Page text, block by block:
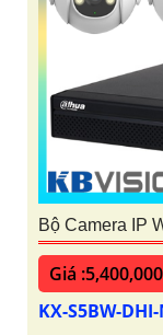
Bộ Camera IP
Giá
KX-S5BW-